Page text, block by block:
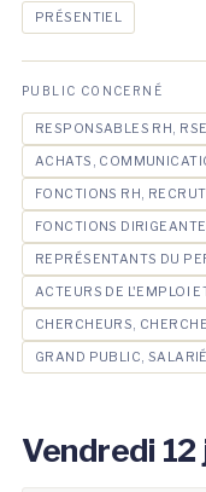
PRÉSENTIEL
PUBLIC CONCERNÉ
RESPONSABLES RH,
ACHATS,
FONCTIONS RH,
FONCTIONS
REPRÉSENTANTS DU
ACTEURS DE L'EMPLOI
CHERCHEURS,
GRAND PUBLIC,
Vendredi 12